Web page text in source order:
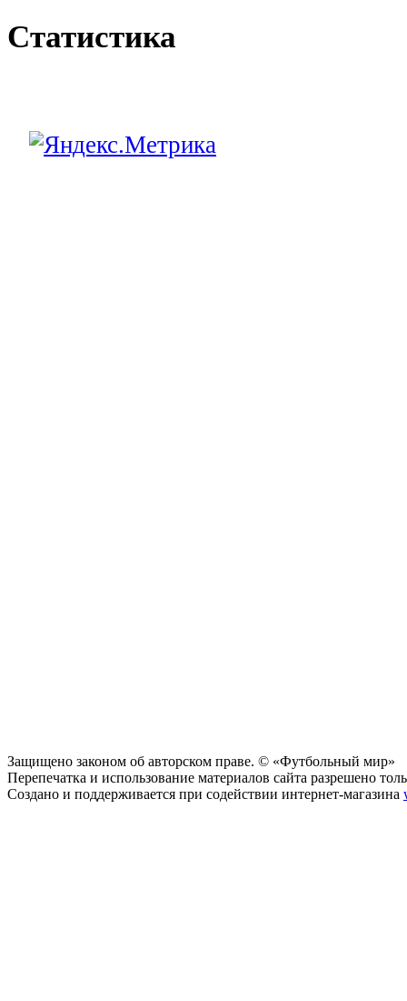
Статистика
Защищено законом об авторском праве. © «Футбольный мир»
Перепечатка и использование материалов сайта разрешено
Создано и поддерживается при содействии интернет-магазина